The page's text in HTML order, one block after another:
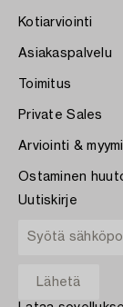
Kotiarviointi
Asiakaspalvelu
Toimitus
Private Sales
Arviointi &
Ostaminen
Uutiskirje